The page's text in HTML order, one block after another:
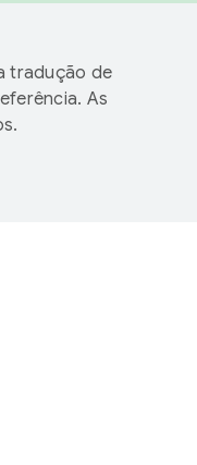
tradução de
As